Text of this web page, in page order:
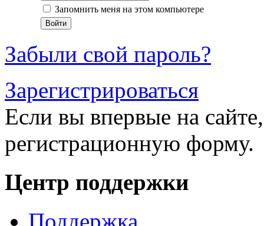
Запомнить меня на этом компьютере
Забыли свой пароль?
Зарегистрироваться
Если вы впервые на
регистрационную форму.
Центр поддержки